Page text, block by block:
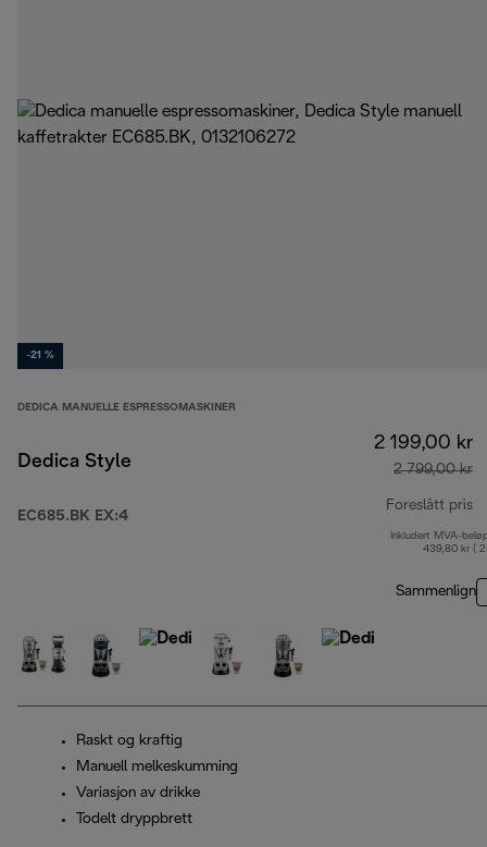
-21 %
DEDICA MANUELLE ESPRESSOMASKINER
Dedica Style
EC685.BK EX:4
2 199,00 kr
2 799,00 kr
Foreslått pris
Inkludert MVA-
439,80 kr (
Sammenlign
Raskt og kraftig
Manuell melkeskumming
Variasjon av drikke
Todelt dryppbrett